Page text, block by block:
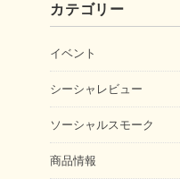
カテゴリー
イベント
シーシャレビュー
ソーシャルスモーク
商品情報